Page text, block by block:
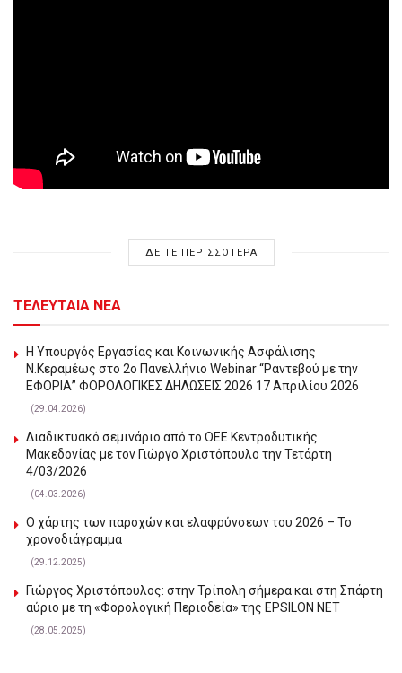
ΔΕΙΤΕ ΠΕΡΙΣΣΟΤΕΡΑ
ΤΕΛΕΥΤΑΙΑ ΝΕΑ
Η Υπουργός Εργασίας και Κοινωνικής Ασφάλισης
Ν.Κεραμέως στο 2o Πανελλήνιο Webinar “Ραντεβού με την
ΕΦΟΡΙΑ” ΦΟΡΟΛΟΓΙΚΕΣ ΔΗΛΩΣΕΙΣ 2026 17 Απριλίου 2026
(29.04.2026)
Διαδικτυακό σεμινάριο από το ΟΕΕ Κεντροδυτικής
Μακεδονίας με τον Γιώργο Χριστόπουλο την Τετάρτη
4/03/2026
(04.03.2026)
Ο χάρτης των παροχών και ελαφρύνσεων του 2026 – Το
χρονοδιάγραμμα
(29.12.2025)
Γιώργος Χριστόπουλος: στην Τρίπολη σήμερα και στη Σπάρτη
αύριο με τη «Φορολογική Περιοδεία» της EPSILON NET
(28.05.2025)